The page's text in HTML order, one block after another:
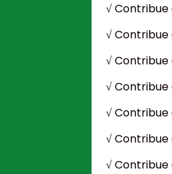
√ Contribue
√
√ Contribue
√
√
√
√